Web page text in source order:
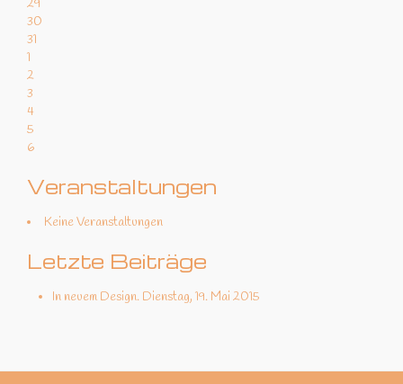
29
30
31
1
2
3
4
5
6
Veranstaltungen
Keine Veranstaltungen
Letzte Beiträge
In neuem Design. Dienstag, 19. Mai 2015